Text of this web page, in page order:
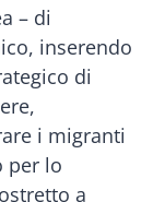
– di
inserendo
di
i migranti
per lo
a